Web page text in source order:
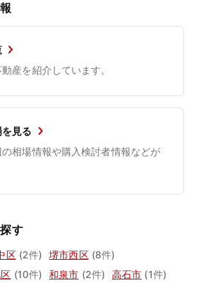
産を紹介しています。
見る
相場情報や購入検討者情報などが
す
区 (2件) 堺市西区 (8件)
(10件) 和泉市 (2件) 高石市 (1件)